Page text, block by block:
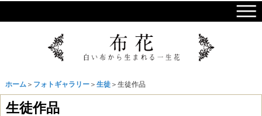
ホーム＞ フォトギャラリー＞ 生徒＞生徒作品
生徒作品